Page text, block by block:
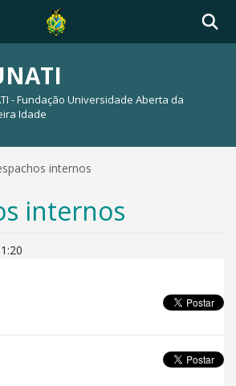
- Fundação Universidade Aberta da
Idade
internos
internos